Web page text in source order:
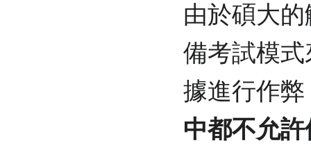
由於碩大
備考試模
據進行作
中都不允